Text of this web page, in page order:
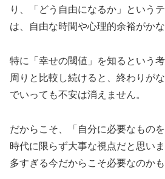
り、「どう自由になるか」という
は、自由な時間や心理的余裕がか
特に「幸せの閾値」を知るという
周りと比較し続けると、終わりが
でいっても不安は消えません。
だからこそ、「自分に必要なもの
時代に限らず大事な視点だと思い
多すぎる今だからこそ必要なのかも